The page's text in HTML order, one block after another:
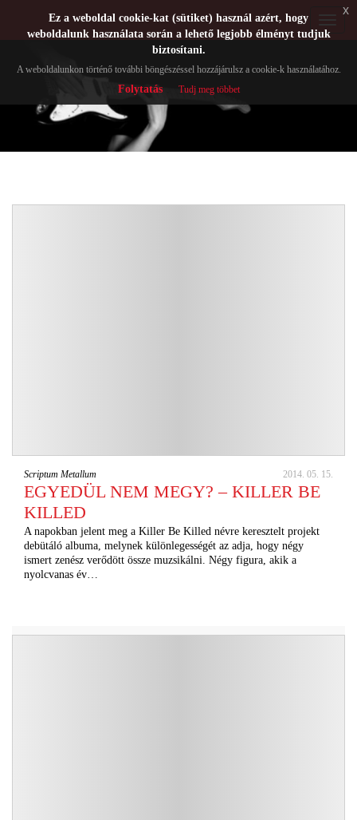
Scriptum Metallum 2014. 05. 15.
EGYEDÜL NEM MEGY? – KILLER BE
KILLED
A napokban jelent meg a Killer Be Killed névre keresztelt projekt
debütáló albuma, melynek különlegességét az adja, hogy négy
ismert zenész verődött össze muzsikálni. Négy figura, akik a
nyolcvanas év…
Ez a weboldal cookie-kat (sütiket) használ azért, hogy
weboldalunk használata során a lehető legjobb élményt tudjuk
biztosítani.
A weboldalunkon történő további böngészéssel hozzájárulsz a cookie-k használatához.
Folytatás Tudj meg többet
x